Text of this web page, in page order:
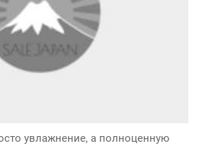
увлажнение, а полноценную